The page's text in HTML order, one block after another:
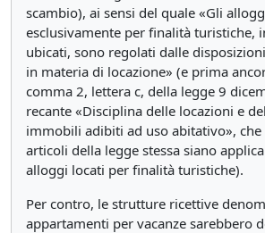
scambio), ai sensi del quale «Gli
esclusivamente per finalità turistiche,
ubicati, sono regolati dalle
in materia di locazione» (e prima
comma 2, lettera c, della legge 9
recante «Disciplina delle locazioni e
immobili adibiti ad uso abitativo», che
articoli della legge stessa siano
alloggi locati per finalità turistiche).
Per contro, le strutture ricettive
appartamenti per vacanze sarebbero